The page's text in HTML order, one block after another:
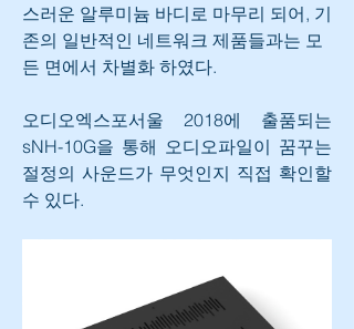
스러운 알루미늄 바디로 마무리 되어, 기
존의 일반적인 네트워크 제품들과는 모
든 면에서 차별화 하였다.
오디오엑스포서울 2018에 출품되는
sNH-10G을 통해 오디오파일이 꿈꾸는
절정의 사운드가 무엇인지 직접 확인할
수 있다.